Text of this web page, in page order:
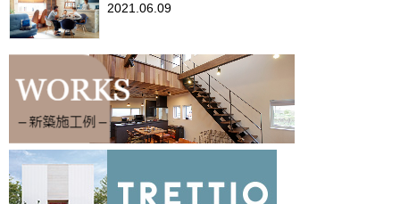
2021.06.09